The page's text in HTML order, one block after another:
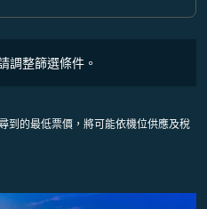
調整篩選條件。
到的最低票價，將可能依機位供應及稅